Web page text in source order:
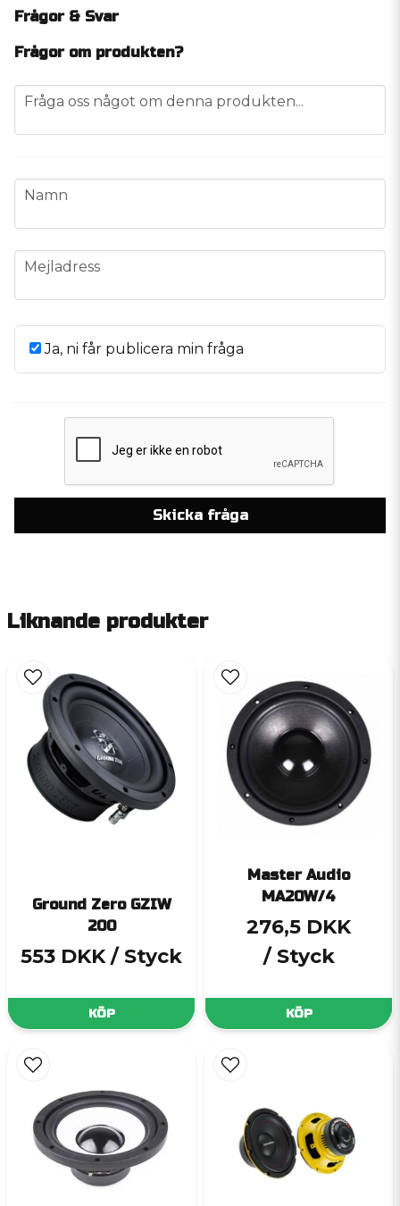
Frågor & Svar
Frågor om produkten?
question
Fråga oss något om denna produkten...
name
Namn
email
Mejladress
Ja, ni får publicera min fråga
Skicka fråga
Liknande produkter
Ground Zero GZIW
200
553 DKK / Styck
KÖP
Master Audio
MA20W/4
276,5 DKK
/ Styck
KÖP